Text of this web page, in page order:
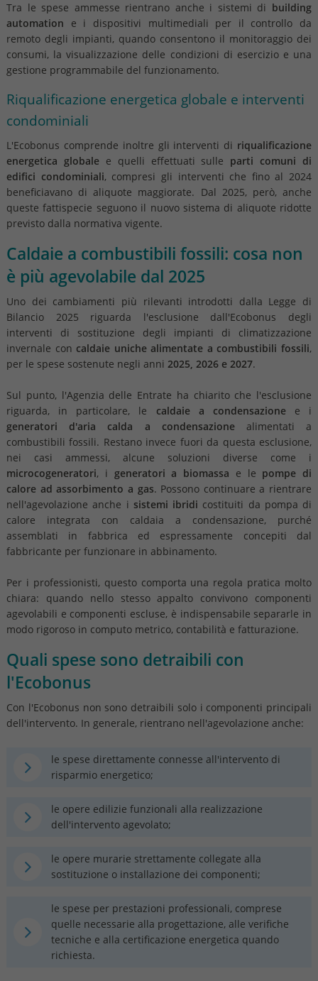
Tra le spese ammesse rientrano anche i sistemi di building
automation e i dispositivi multimediali per il controllo da
remoto degli impianti, quando consentono il monitoraggio dei
consumi, la visualizzazione delle condizioni di esercizio e una
gestione programmabile del funzionamento.
Riqualificazione energetica globale e interventi
condominiali
L'Ecobonus comprende inoltre gli interventi di riqualificazione
energetica globalee quelli effettuati sulle parti comuni di
edifici condominiali, compresi gli interventi che fino al 2024
beneficiavano di aliquote maggiorate. Dal 2025, però, anche
queste fattispecie seguono il nuovo sistema di aliquote ridotte
previsto dalla normativa vigente.
Caldaie a combustibili fossili: cosa non
è più agevolabile dal 2025
Uno dei cambiamenti più rilevanti introdotti dalla Legge di
Bilancio 2025 riguarda l'esclusione dall'Ecobonus degli
interventi di sostituzione degli impianti di climatizzazione
invernale con caldaie uniche alimentate a combustibili fossili,
per le spese sostenute negli anni 2025, 2026 e 2027.
Sul punto, l'Agenzia delle Entrate ha chiarito che l'esclusione
riguarda, in particolare, le caldaie a condensazionee i
generatori d'aria calda a condensazionealimentati a
combustibili fossili. Restano invece fuori da questa esclusione,
nei casi ammessi, alcune soluzioni diverse come i
microcogeneratori, i generatori a biomassa e le pompe di
calore ad assorbimento a gas. Possono continuare a rientrare
nell'agevolazione anche i sistemi ibridi costituiti da pompa di
calore integrata con caldaia a condensazione, purché
assemblati in fabbrica ed espressamente concepiti dal
fabbricante per funzionare in abbinamento.
Per i professionisti, questo comporta una regola pratica molto
chiara: quando nello stesso appalto convivono componenti
agevolabili e componenti escluse, è indispensabile separarle in
modo rigoroso in computo metrico, contabilità e fatturazione.
Quali spese sono detraibili con
l'Ecobonus
Con l'Ecobonus non sono detraibili solo i componenti principali
dell'intervento. In generale, rientrano nell'agevolazione anche:
le spese direttamente connesse all'intervento di
risparmio energetico;
le opere edilizie funzionali alla realizzazione
dell'intervento agevolato;
le opere murarie strettamente collegate alla
sostituzione o installazione dei componenti;
le spese per prestazioni professionali, comprese
quelle necessarie alla progettazione, alle verifiche
tecniche e alla certificazione energetica quando
richiesta.